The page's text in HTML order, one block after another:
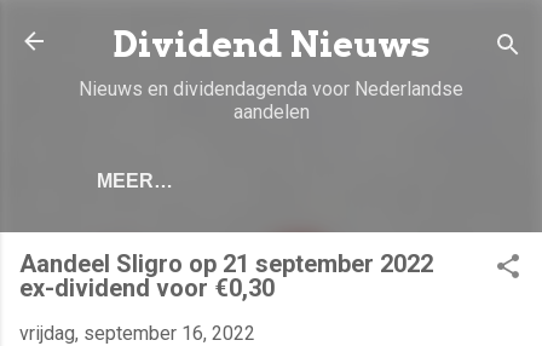
Doorgaan naar hoofdcontent
Dividend Nieuws
Nieuws en dividendagenda voor Nederlandse
aandelen
MEER…
Aandeel Sligro op 21 september 2022
ex-dividend voor €0,30
vrijdag, september 16, 2022